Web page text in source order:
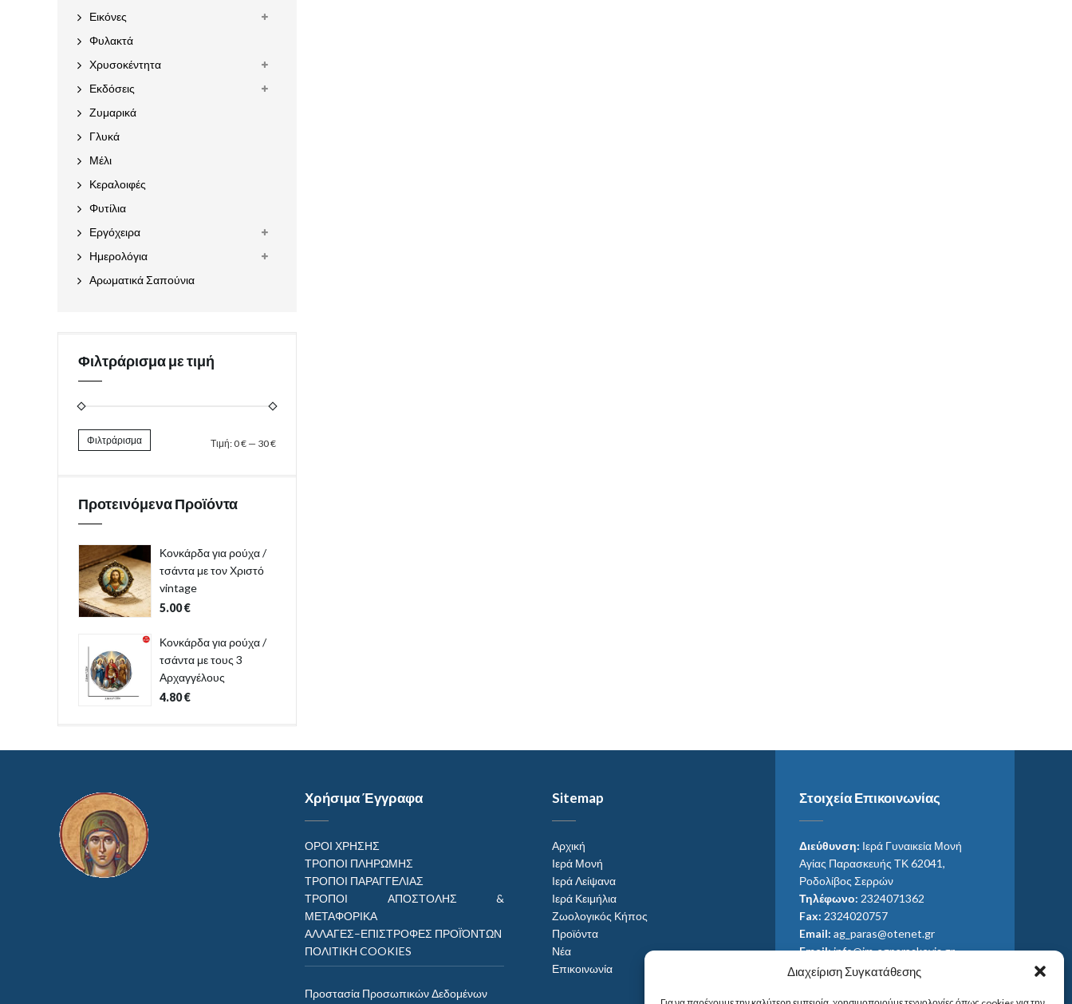
Διαχείριση Συγκατάθεσης
Εικόνες
Φυλακτά
Χρυσοκέντητα
Εκδόσεις
Ζυμαρικά
Γλυκά
Μέλι
Κεραλοιφές
Φυτίλια
Εργόχειρα
Ημερολόγια
Αρωματικά Σαπούνια
Φιλτράρισμα με τιμή
Φιλτράρισμα Τιμή:0 € — 30 €
Προτεινόμενα Προϊόντα
Κονκάρδα για ρούχα /
τσάντα με τον Χριστό
vintage
5.00€
Κονκάρδα για ρούχα /
τσάντα με τους 3
Αρχαγγέλους
4.80€
Χρήσιμα Έγγραφα
ΟΡΟΙ ΧΡΗΣΗΣ
ΤΡΟΠΟΙ ΠΛΗΡΩΜΗΣ
ΤΡΟΠΟΙ ΠΑΡΑΓΓΕΛΙΑΣ
ΤΡΟΠΟΙ ΑΠΟΣΤΟΛΗΣ &
ΜΕΤΑΦΟΡΙΚΑ
ΑΛΛΑΓΕΣ–ΕΠΙΣΤΡΟΦΕΣ ΠΡΟΪΌΝΤΩΝ
ΠΟΛΙΤΙΚΗ COOKIES
Προστασία Προσωπικών Δεδομένων
Sitemap
Αρχική
Ιερά Μονή
Ιερά Λείψανα
Ιερά Κειμήλια
Ζωολογικός Κήπος
Προϊόντα
Νέα
Επικοινωνία
Στοιχεία Επικοινωνίας
Διεύθυνση: Ιερά Γυναικεία Μονή
Αγίας Παρασκευής ΤΚ 62041,
Ροδολίβος Σερρών
Τηλέφωνο: 2324071362
Fax: 2324020757
Email: ag_paras@otenet.gr
Email:info@im-agparaskevis.gr
Ώρες επισκέψεων: